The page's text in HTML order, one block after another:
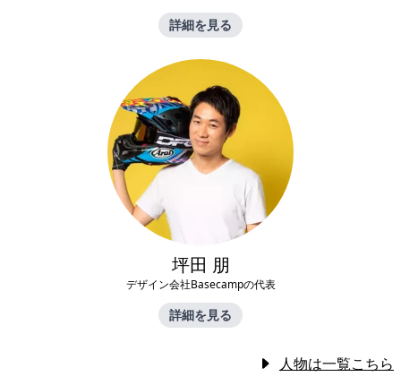
詳細を見る
坪田 朋
デザイン会社Basecampの代表
詳細を見る
人物は一覧こちら